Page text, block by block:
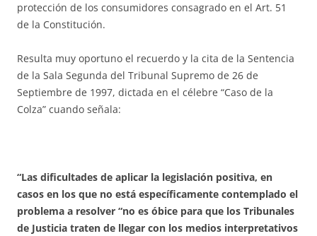
protección de los consumidores consagrado en el Art. 51
de la Constitución.
Resulta muy oportuno el recuerdo y la cita de la Sentencia
de la Sala Segunda del Tribunal Supremo de 26 de
Septiembre de 1997, dictada en el célebre “Caso de la
Colza” cuando señala:
“Las dificultades de aplicar la legislación positiva, en
casos en los que no está específicamente contemplado el
problema a resolver “no es óbice para que los Tribunales
de Justicia traten de llegar con los medios interpretativos